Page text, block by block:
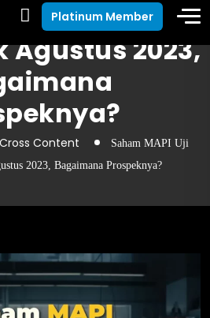
Platinum Member
Uji Resist
Agustus 2023,
Cross Content
Saham MAPI Uji
2023, Bagaimana Prospeknya?